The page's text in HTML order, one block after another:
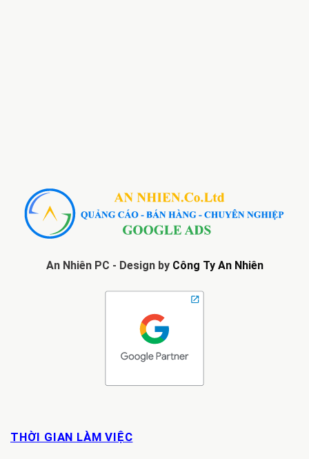
An Nhiên PC - Design by Công Ty An Nhiên
THỜI GIAN LÀM VIỆC